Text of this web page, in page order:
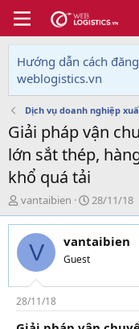
Hướng dẫn cách
weblogistics.vn
Dịch vụ doanh nghiệp
Giải pháp vận
lớn sắt thép,
khổ quá tải
T
h
r
e
d
s
t
a
vantaibien
N
g
à
y
i
28/11/18
V vantaibien
Guest
28/11/18